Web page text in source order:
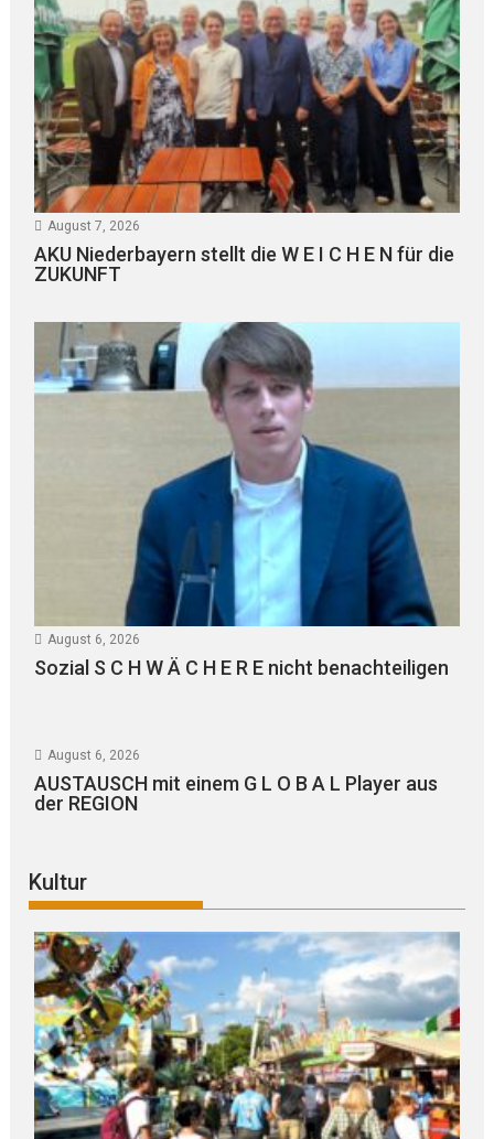
August 7, 2026
AKU Niederbayern stellt die W E I C H E N für die
ZUKUNFT
August 6, 2026
Sozial S C H W Ä C H E R E nicht benachteiligen
August 6, 2026
AUSTAUSCH mit einem G L O B A L Player aus
der REGION
Kultur